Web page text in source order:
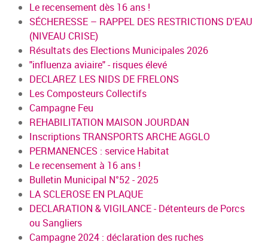
Le recensement dès 16 ans !
SÉCHERESSE – RAPPEL DES RESTRICTIONS D'EAU
(NIVEAU CRISE)
Résultats des Elections Municipales 2026
"influenza aviaire" - risques élevé
DECLAREZ LES NIDS DE FRELONS
Les Composteurs Collectifs
Campagne Feu
REHABILITATION MAISON JOURDAN
Inscriptions TRANSPORTS ARCHE AGGLO
PERMANENCES : service Habitat
Le recensement à 16 ans !
Bulletin Municipal N°52 - 2025
LA SCLEROSE EN PLAQUE
DECLARATION & VIGILANCE - Détenteurs de Porcs
ou Sangliers
Campagne 2024 : déclaration des ruches